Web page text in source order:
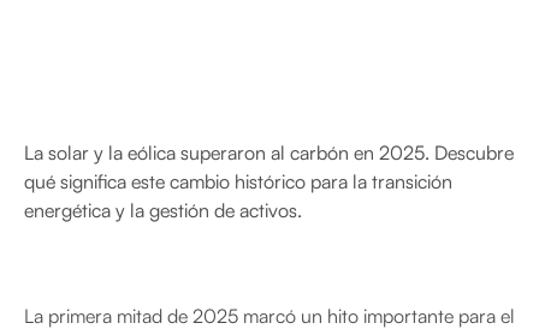
La solar y la eólica superaron al carbón en 2025. Descubre
qué significa este cambio histórico para la transición
energética y la gestión de activos.
La primera mitad de 2025 marcó un hito importante para el